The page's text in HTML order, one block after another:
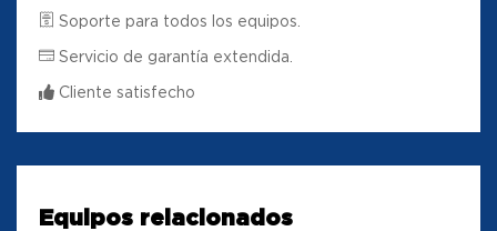
Soporte para todos los equipos.
Servicio de garantía extendida.
Cliente satisfecho
Equipos relacionados